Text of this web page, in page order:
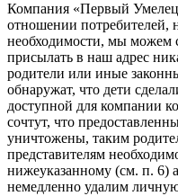
Компания «Первый
отношении потребителей,
необходимости, мы можем
присылать в наш адрес
родители или иные
обнаружат, что дети
доступной для компании
сочтут, что
уничтожены, таким
представителям
нижеуказанному (см. п. 6)
немедленно удалим